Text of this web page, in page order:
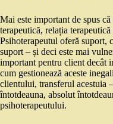
Mai este important de spus
terapeutică, relația
Psihoterapeutul oferă suport,
suport – și deci este mai
important pentru client decât
cum gestionează aceste
clientului, transferul acestuia
întotdeauna, absolut
psihoterapeutului.